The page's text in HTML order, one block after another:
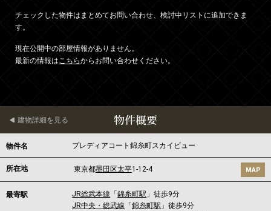
チェックした物件はまとめてお問い合わせ、検討中リストに追加できま
す。
現在公開中の部屋情報がありません。
最新の情報はこちらからお問い合わせください。
物件概要
建物詳細を見る
物件名 プレディアコート錦糸町スカイビュー
所在地 東京都墨田区太平1-12-4 MAP
最寄駅 JR総武本線 「錦糸町駅 」徒歩9分
JR中央・総武線 「錦糸町駅 」徒歩9分